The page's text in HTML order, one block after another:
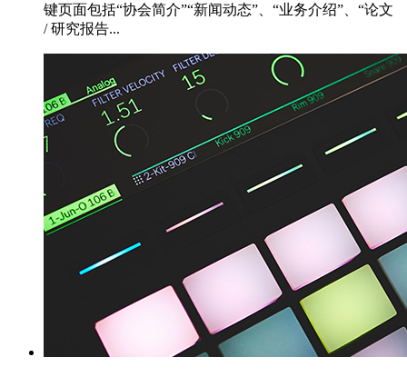
键页面包括“协会简介”“新闻动态”、“业务介绍”、“论文
/ 研究报告...